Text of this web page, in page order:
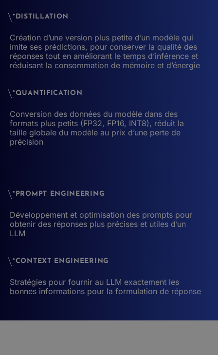
*DISTILLATION
Création d’une version plus petite d’un modèle qui
imite ses prédictions, pour conserver la qualité des
réponses tout en améliorant le temps d’inférence et
réduisant la consommation de mémoire et d’énergie
*QUANTIFICATION
Conversion des données du modèle dans des
formats plus petits (FP32, FP16, INT8), réduit la
taille globale du modèle au prix d’une perte de
précision
*PROMPT ENGINEERING
Développement et optimisation des prompts pour
obtenir des réponses plus précises et utiles d’un
LLM
*CONTEXT ENGINEERING
Stratégies pour fournir au LLM exactement les
bonnes informations pour la formulation de réponse